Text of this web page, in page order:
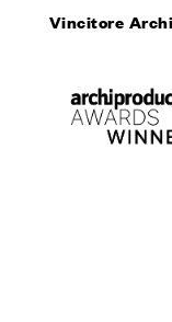
Vincitore